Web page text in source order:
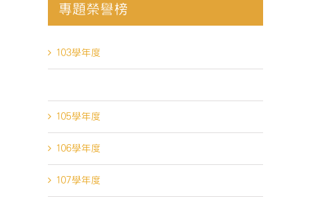
專題榮譽榜
103學年度
105學年度
106學年度
107學年度